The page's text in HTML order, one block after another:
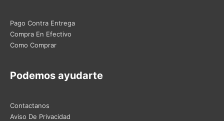
Pago Contra Entrega
Compra En Efectivo
Como Comprar
Podemos ayudarte
Contactanos
Aviso De Privacidad